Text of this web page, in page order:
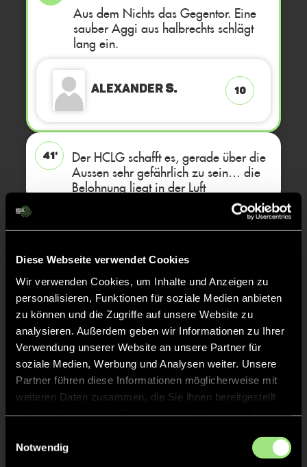
Diese Webseite verwendet Cookies
Wir verwenden Cookies, um Inhalte und Anzeigen zu
personalisieren, Funktionen für soziale Medien anbieten
zu können und die Zugriffe auf unsere Website zu
analysieren. Außerdem geben wir Informationen zu Ihrer
Verwendung unserer Website an unsere Partner für
soziale Medien, Werbung und Analysen weiter. Unsere
Partner führen diese Informationen möglicherweise mit
weiteren Daten zusammen, die Sie ihnen bereitgestellt
Notwendig
Aus dem Nichts das Gegentor. Eine
sauber Aggi aus halbrechts schlägt
lang ein.
AlexanderS. 10
41'
Der HCLG schafft es, gerade über die
Aussen sehr gefährlich zu sein… die
Belohnung liegt in der Luft
40'
Der CHC kann sich ein wenig
aber aus
39' KURZE ECKE - VERGEBEN
Abgelaufen
38' KURZE ECKE
Fuss im Kreis